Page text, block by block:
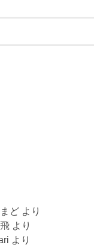
ど より
より
より